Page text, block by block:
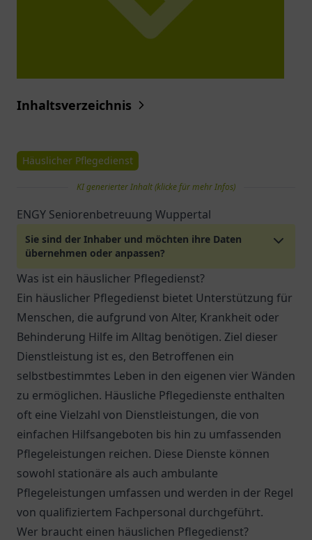
Inhaltsverzeichnis
Häuslicher Pflegedienst
KI generierter Inhalt (klicke für mehr Infos)
ENGY Seniorenbetreuung Wuppertal
Sie sind der Inhaber und möchten ihre Daten
übernehmen oder anpassen?
Was ist ein häuslicher Pflegedienst?
Ein häuslicher Pflegedienst bietet Unterstützung für
Menschen, die aufgrund von Alter, Krankheit oder
Behinderung Hilfe im Alltag benötigen. Ziel dieser
Dienstleistung ist es, den Betroffenen ein
selbstbestimmtes Leben in den eigenen vier Wänden
zu ermöglichen. Häusliche Pflegedienste enthalten
oft eine Vielzahl von Dienstleistungen, die von
einfachen Hilfsangeboten bis hin zu umfassenden
Pflegeleistungen reichen. Diese Dienste können
sowohl stationäre als auch ambulante
Pflegeleistungen umfassen und werden in der Regel
von qualifiziertem Fachpersonal durchgeführt.
Wer braucht einen häuslichen Pflegedienst?